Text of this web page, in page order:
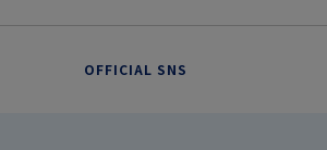
OFFICIAL SNS